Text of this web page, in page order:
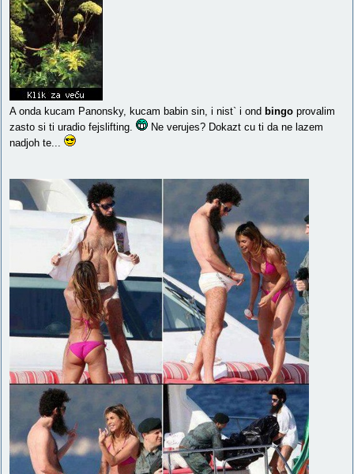
A onda kucam Panonsky, kucam babin sin, i nist` i ond bingo provalim
zasto si ti uradio fejslifting.
Ne verujes? Dokazt cu ti da ne lazem
nadjoh te...